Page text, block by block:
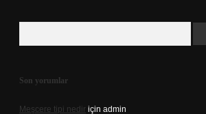
Son yorumlar
Meşcere tipi nedir için admin